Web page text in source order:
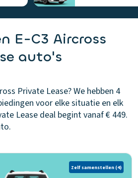
E-C3 Aircross
auto's
Private Lease? We hebben 4
voor elke situatie en elk
Lease deal begint vanaf € 449.
Zelf samenstellen (4)